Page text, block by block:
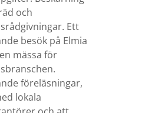
och
Ett
besök på Elmia
mässa för
föreläsningar,
lokala